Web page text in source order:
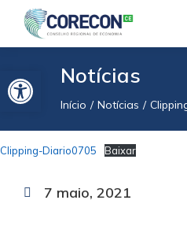
Barra de Ferramentas AbertaNotícias
Você está aqui:
Início Notícias
Clipping-Diario0705 Baixar
7 maio, 2021